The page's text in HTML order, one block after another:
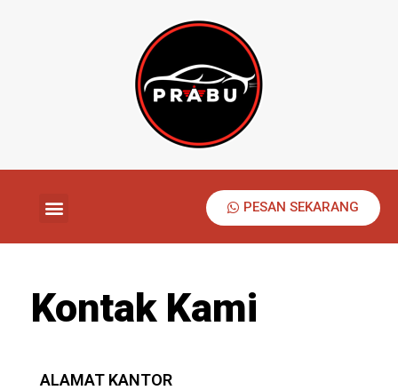
PESAN SEKARANG
Kontak Kami
ALAMAT KANTOR